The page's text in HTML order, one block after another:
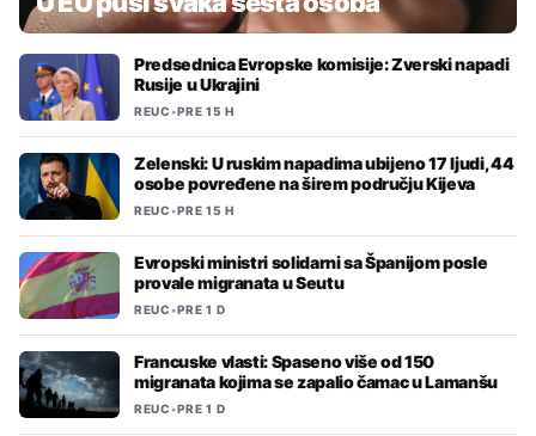
Predsednica Evropske komisije: Zverski napadi
Rusije u Ukrajini
REUC•PRE 15 H
Zelenski: U ruskim napadima ubijeno 17 ljudi, 44
osobe povređene na širem području Kijeva
REUC•PRE 15 H
Evropski ministri solidarni sa Španijom posle
provale migranata u Seutu
REUC•PRE 1 D
Francuske vlasti: Spaseno više od 150
migranata kojima se zapalio čamac u Lamanšu
REUC•PRE 1 D